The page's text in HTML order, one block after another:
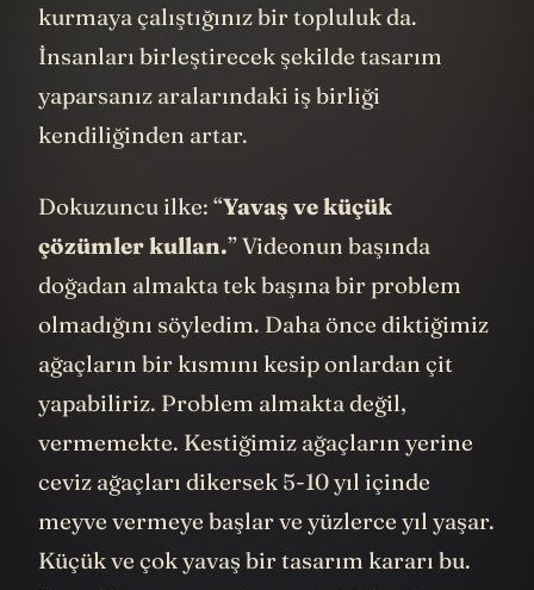
yaptığınız bir kule de olabilir, insanlarla
kurmaya çalıştığınız bir topluluk da.
İnsanları birleştirecek şekilde tasarım
yaparsanız aralarındaki iş birliği
Dokuzuncu ilke: “Yavaş ve küçük
çözümler kullan.” Videonun başında
doğadan almakta tek başına bir problem
olmadığını söyledim. Daha önce diktiğimiz
ağaçların bir kısmını kesip onlardan çit
yapabiliriz. Problem almakta değil,
vermemekte. Kestiğimiz ağaçların yerine
ceviz ağaçları dikersek 5-10 yıl içinde
meyve vermeye başlar ve yüzlerce yıl yaşar.